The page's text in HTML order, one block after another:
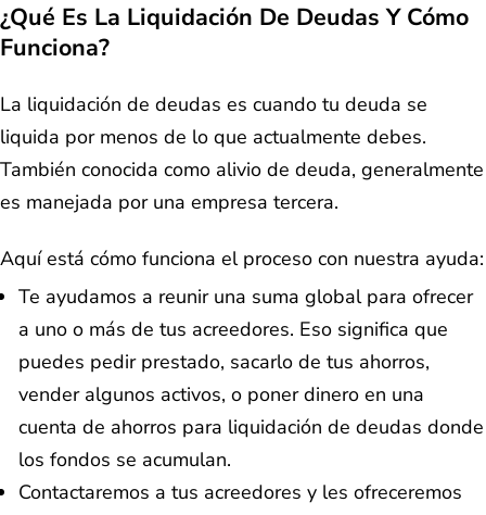
¿Qué Es La Liquidación De Deudas Y Cómo
Funciona?
La liquidación de deudas es cuando tu deuda se
liquida por menos de lo que actualmente debes.
También conocida como alivio de deuda, generalmente
es manejada por una empresa tercera.
Aquí está cómo funciona el proceso con nuestra ayuda:
Te ayudamos a reunir una suma global para ofrecer
a uno o más de tus acreedores. Eso significa que
puedes pedir prestado, sacarlo de tus ahorros,
vender algunos activos, o poner dinero en una
cuenta de ahorros para liquidación de deudas donde
los fondos se acumulan.
Contactaremos a tus acreedores y les ofreceremos